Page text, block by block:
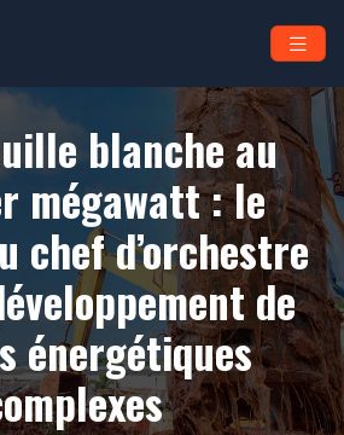
blanche au
mégawatt : le
chef d’orchestre
de
énergétiques